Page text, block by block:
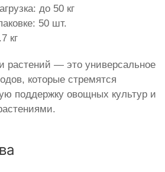
до 50 кг
50 шт.
кг
растений — это универсальное
которые стремятся
поддержку овощных культур и